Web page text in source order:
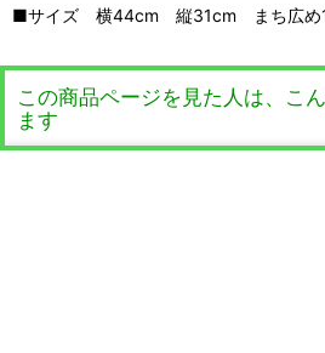
■サイズ 横44cm 縦31cm まち広め
この商品ページを見た人は、こ
ます